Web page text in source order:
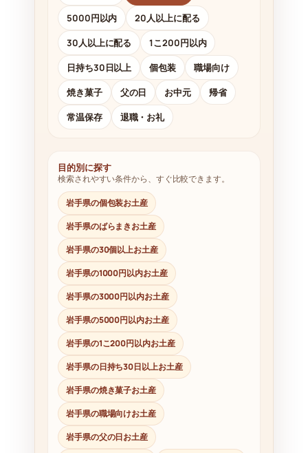
5000円以内
20人以上に配る
30人以上に配る
1こ200円以内
日持ち30日以上
個包装
職場向け
焼き菓子
父の日 お中元
帰省
常温保存
退職・お礼
目的別に探す
検索されやすい条件から、すぐ比較できます。
岩手県の個包装お土産
岩手県のばらまきお土産
岩手県の30個以上お土産
岩手県の1000円以内お土産
岩手県の3000円以内お土産
岩手県の5000円以内お土産
岩手県の1こ200円以内お土産
岩手県の日持ち30日以上お土産
岩手県の焼き菓子お土産
岩手県の職場向けお土産
岩手県の父の日お土産